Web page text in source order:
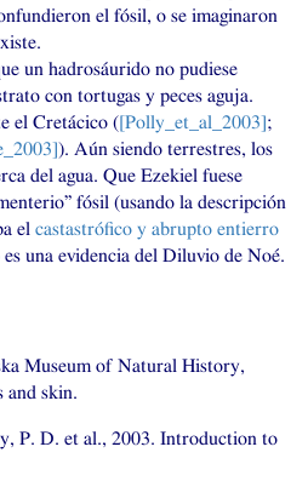
el fósil, o se imaginaron
un hadrosáurido no pudiese
con tortugas y peces aguja.
el Cretácico ([Polly_et_al_2003];
). Aún siendo terrestres, los
del agua. Que Ezekiel fuese
fósil (usando la descripción
el castastrófico y abrupto entierro
una evidencia del Diluvio de Noé.
Museum of Natural History,
and skin.
P. D. et al., 2003. Introduction to